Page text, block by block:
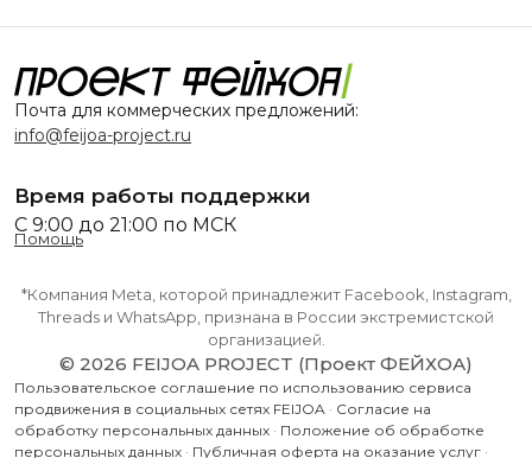
Почта для коммерческих предложений:
info@feijoa-project.ru
Время работы поддержки
С 9:00 до 21:00 по МСК
Помощь
*Компания Meta, которой принадлежит Facebook, Instagram,
Threads и WhatsApp, признана в России экстремистской
организацией.
© 2026 FEIJOA PROJECT (Проект ФЕЙХОА)
Пользовательское соглашение по использованию сервиса
продвижения в социальных сетях FEIJOA · Согласие на
обработку персональных данных · Положение об обработке
персональных данных · Публичная оферта на оказание услуг ·